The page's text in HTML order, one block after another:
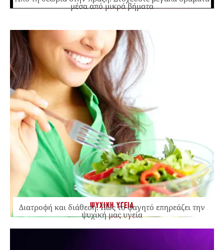
μέσα από μικρά βήματα
ΨΥΧΙΚΗ ΥΓΕΙΑ
Διατροφή και διάθεση: Πώς το φαγητό επηρεάζει την
ψυχική μας υγεία